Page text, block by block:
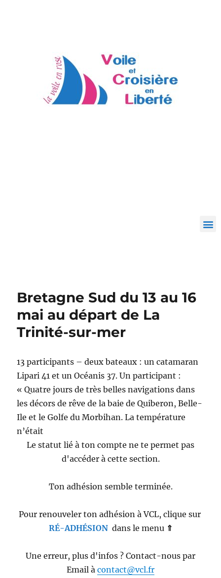
Bretagne Sud du 13 au 16
mai au départ de La
Trinité-sur-mer
13 participants – deux bateaux : un catamaran
Lipari 41 et un Océanis 37. Un participant :
« Quatre jours de très belles navigations dans
les décors de rêve de la baie de Quiberon, Belle-
Ile et le Golfe du Morbihan. La température
n’était
Le statut lié à ton compte ne te permet pas
d'accéder à cette section.
Ton adhésion semble terminée.
Pour renouveler ton adhésion à VCL, clique sur
RÉ-ADHÉSIONdans le menu ⇑
Une erreur, plus d'infos ? Contact-nous par
Email à contact@vcl.fr